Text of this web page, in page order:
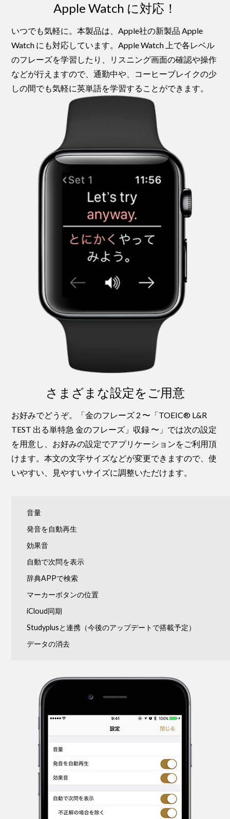
Apple Watch に対応！
いつでも気軽に。本製品は、Apple社の新製品 Apple
Watch にも対応しています。Apple Watch 上で各レベル
のフレーズを学習したり、リスニング画面の確認や操作
などが行えますので、通勤中や、コーヒーブレイクの少
しの間でも気軽に英単語を学習することができます。
さまざまな設定をご用意
お好みでどうぞ。「金のフレーズ 2 〜「TOEIC® L&R
TEST 出る単特急 金のフレーズ」収録 〜」では次の設定
を用意し、お好みの設定でアプリケーションをご利用頂
けます。本文の文字サイズなどが変更できますので、使
いやすい、見やすいサイズに調整いただけます。
音量
発音を自動再生
効果音
自動で次問を表示
辞典APPで検索
マーカーボタンの位置
iCloud同期
Studyplusと連携（今後のアップデートで搭載予定）
データの消去